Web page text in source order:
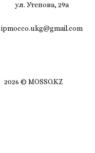
ул. Утепова, 29а
ipmocco.ukg@gmail.com
2026 © MOSSO.KZ